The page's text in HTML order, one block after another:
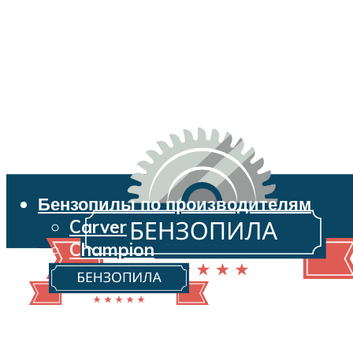
Бензопилы по производителям
Carver
Champion
Echo
Husqvarna